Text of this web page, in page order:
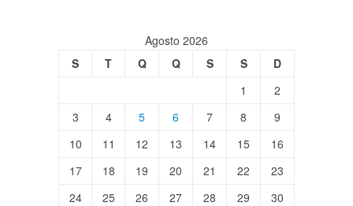
Agosto 2026
S
T Q Q S S
D
1
2
3
4 5 6 7 8
9
10
11 12 13 14 15
16
17
18 19 20 21 22
23
24
25 26 27 28 29
30